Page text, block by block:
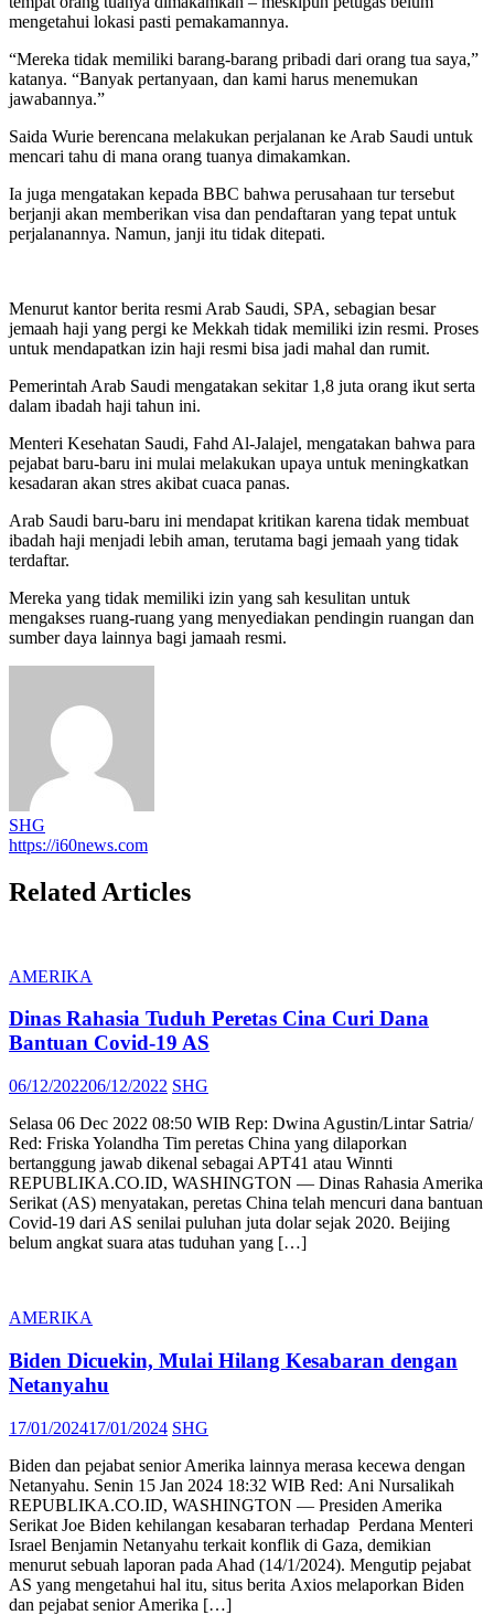
mengetahui lokasi pasti pemakamannya.
“Mereka tidak memiliki barang-barang pribadi dari orang tua saya,”
katanya. “Banyak pertanyaan, dan kami harus menemukan
jawabannya.”
Saida Wurie berencana melakukan perjalanan ke Arab Saudi untuk
mencari tahu di mana orang tuanya dimakamkan.
Ia juga mengatakan kepada BBC bahwa perusahaan tur tersebut
berjanji akan memberikan visa dan pendaftaran yang tepat untuk
perjalanannya. Namun, janji itu tidak ditepati.
Menurut kantor berita resmi Arab Saudi, SPA, sebagian besar
jemaah haji yang pergi ke Mekkah tidak memiliki izin resmi. Proses
untuk mendapatkan izin haji resmi bisa jadi mahal dan rumit.
Pemerintah Arab Saudi mengatakan sekitar 1,8 juta orang ikut serta
dalam ibadah haji tahun ini.
Menteri Kesehatan Saudi, Fahd Al-Jalajel, mengatakan bahwa para
pejabat baru-baru ini mulai melakukan upaya untuk meningkatkan
kesadaran akan stres akibat cuaca panas.
Arab Saudi baru-baru ini mendapat kritikan karena tidak membuat
ibadah haji menjadi lebih aman, terutama bagi jemaah yang tidak
terdaftar.
Mereka yang tidak memiliki izin yang sah kesulitan untuk
mengakses ruang-ruang yang menyediakan pendingin ruangan dan
sumber daya lainnya bagi jamaah resmi.
SHG
https://i60news.com
Related Articles
AMERIKA
Dinas Rahasia Tuduh Peretas Cina Curi Dana
Bantuan Covid-19 AS
Posted
06/12/202206/12/2022 Author
SHG
Selasa 06 Dec 2022 08:50 WIB Rep: Dwina Agustin/Lintar Satria/
Red: Friska Yolandha Tim peretas China yang dilaporkan
bertanggung jawab dikenal sebagai APT41 atau Winnti
REPUBLIKA.CO.ID, WASHINGTON — Dinas Rahasia Amerika
Serikat (AS) menyatakan, peretas China telah mencuri dana bantuan
Covid-19 dari AS senilai puluhan juta dolar sejak 2020. Beijing
belum angkat suara atas tuduhan yang […]
AMERIKA
Biden Dicuekin, Mulai Hilang Kesabaran dengan
Netanyahu
Posted
17/01/202417/01/2024 Author
SHG
Biden dan pejabat senior Amerika lainnya merasa kecewa dengan
Netanyahu. Senin 15 Jan 2024 18:32 WIB Red: Ani Nursalikah
REPUBLIKA.CO.ID, WASHINGTON — Presiden Amerika
Serikat Joe Biden kehilangan kesabaran terhadap Perdana Menteri
Israel Benjamin Netanyahu terkait konflik di Gaza, demikian
menurut sebuah laporan pada Ahad (14/1/2024). Mengutip pejabat
AS yang mengetahui hal itu, situs berita Axios melaporkan Biden
dan pejabat senior Amerika […]